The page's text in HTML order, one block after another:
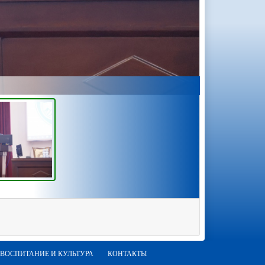
ВОСПИТАНИЕ И КУЛЬТУРА КОНТАКТЫ